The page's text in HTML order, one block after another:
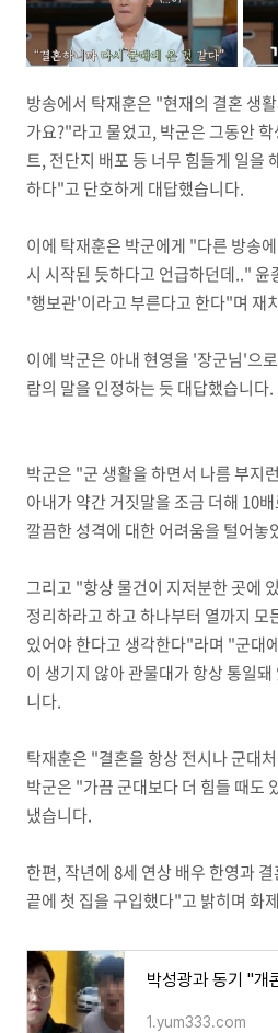
방송에서 탁재훈은 "현재의 결혼 생
가요?"라고 물었고, 박군은 그동안
트, 전단지 배포 등 너무 힘들게 일을
하다"고 단호하게 대답했습니다.
이에 탁재훈은 박군에게 "다른 방송
시 시작된 듯하다고 언급하던데.."
'행보관'이라고 부른다고 한다"며 재
이에 박군은 아내 현영을 '장군님'으
람의 말을 인정하는 듯 대답했습니다.
박군은 "군 생활을 하면서 나름 부지
아내가 약간 거짓말을 조금 더해 10
깔끔한 성격에 대한 어려움을 털어놓
그리고 "항상 물건이 지저분한 곳에
정리하라고 하고 하나부터 열까지 모
있어야 한다고 생각한다"라며 "군대
이 생기지 않아 관물대가 항상 통일
니다.
탁재훈은 "결혼을 항상 전시나 군대
박군은 "가끔 군대보다 더 힘들 때도
냈습니다.
한편, 작년에 8세 연상 배우 한영과
끝에 첫 집을 구입했다"고 밝히며 화
1.yum333.com